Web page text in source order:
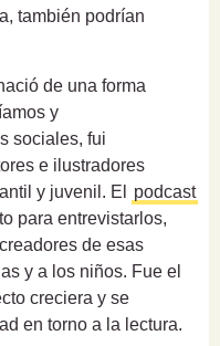
también podrían
de una forma
y
sociales, fui
e ilustradores
y juvenil. El
podcast
para entrevistarlos,
de esas
y a los niños. Fue el
creciera y se
en torno a la lectura.